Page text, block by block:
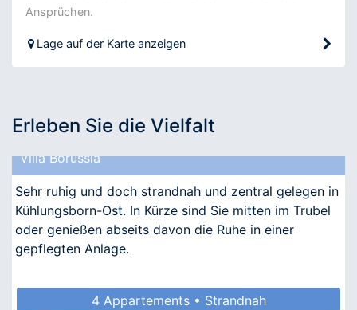
Ansprüchen.
Lage auf der Karte anzeigen
Erleben Sie die Vielfalt
Villa Borussia
Sehr ruhig und doch strandnah und zentral gelegen in
Kühlungsborn-Ost. In Kürze sind Sie mitten im Trubel
oder genießen abseits davon die Ruhe in einer
gepflegten Anlage.
4 Appartements • Strandnah